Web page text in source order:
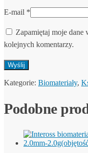
E-mail *
Zapamiętaj moje dane
kolejnych komentarzy.
Kategorie: Biomateriały,
Podobne